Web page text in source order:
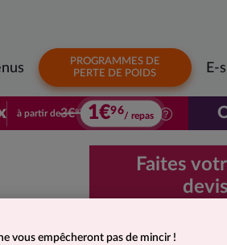
PROGRAMMES DE
PERTE DE POIDS
E-
premier colis à moitié prix. À
à partir de3€92 1€96/ repas
Faites
vous empêcheront pas de mincir !